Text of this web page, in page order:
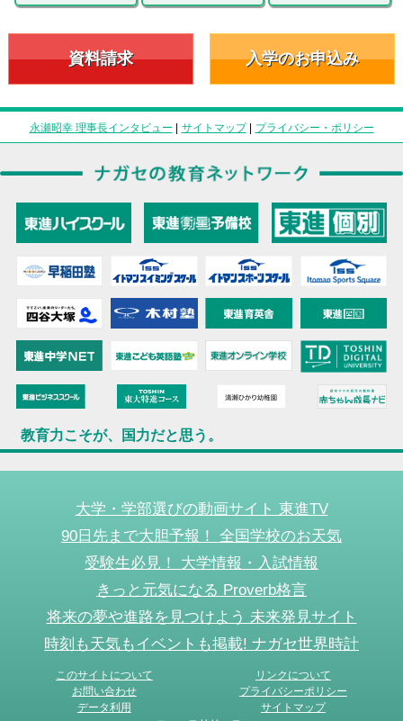
資料請求 入学のお申込み
永瀬昭幸 理事長インタビュー | サイトマップ| プライバシー・ポリシー
教育力こそが、国力だと思う。
大学・学部選びの動画サイト 東進TV
90日先まで大胆予報！ 全国学校のお天気
受験生必見！ 大学情報・入試情報
きっと元気になる Proverb格言
将来の夢や進路を見つけよう 未来発見サイト
時刻も天気もイベントも掲載! ナガセ世界時計
このサイトについて
リンクについて
お問い合わせ
プライバシーポリシー
データ利用
サイトマップ